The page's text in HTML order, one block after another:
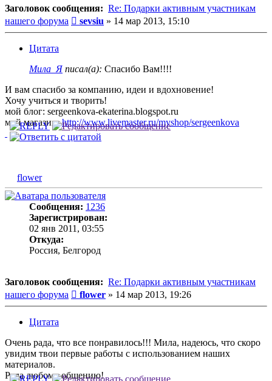
Заголовок сообщения: Re: Подарки активным участникам
нашего форума
Сообщение
sevsiu » 14 мар 2013, 15:10
Цитата
Мила_Я писал(а): Спасибо Вам!!!!
И вам спасибо за компанию, идеи и вдохновение!
Хочу учиться и творить!
мой блог: sergeenkova-ekaterina.blogspot.ru
мой магазин:http://www.livemaster.ru/myshop/sergeenkova
flower
Сообщения: 1236
Зарегистрирован:
02 янв 2011, 03:55
Откуда:
Россия, Белгород
Заголовок сообщения: Re: Подарки активным участникам
нашего форума
Сообщение
flower » 14 мар 2013, 19:26
Цитата
Очень рада, что все понравилось!!! Мила, надеюсь, что скоро
увидим твои первые работы с использованием наших
материалов.
Рада любому общению!